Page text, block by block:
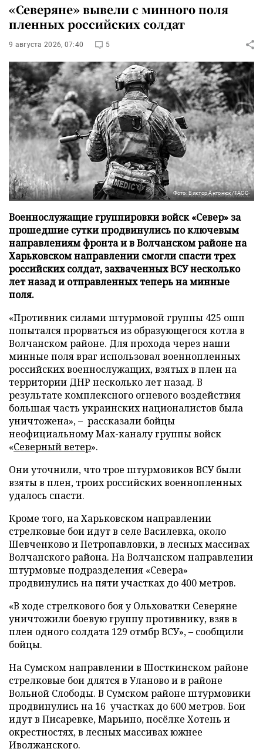
«Северяне» вывели с минного поля
пленных российских солдат
9 августа 2026, 07:40 5
Фото: Виктор Антонюк/ТАСС
Военнослужащие группировки войск «Север» за
прошедшие сутки продвинулись по ключевым
направлениям фронта и в Волчанском районе на
Харьковском направлении смогли спасти трех
российских солдат, захваченных ВСУ несколько
лет назад и отправленных теперь на минные
поля.
«Противник силами штурмовой группы 425 ошп
попытался прорваться из образующегося котла в
Волчанском районе. Для прохода через наши
минные поля враг использовал военнопленных
российских военнослужащих, взятых в плен на
территории ДНР несколько лет назад. В
результате комплексного огневого воздействия
большая часть украинских националистов была
уничтожена», – рассказали бойцы
неофициальному Max-каналу группы войск
«Северный ветер».
Они уточнили, что трое штурмовиков ВСУ были
взяты в плен, троих российских военнопленных
удалось спасти.
Кроме того, на Харьковском направлении
стрелковые бои идут в селе Василевка, около
Шевченково и Петропавловки, в лесных массивах
Волчанского района. На Волчанском направлении
штурмовые подразделения «Севера»
продвинулись на пяти участках до 400 метров.
«В ходе стрелкового боя у Ольховатки Северяне
уничтожили боевую группу противнику, взяв в
плен одного солдата 129 отмбр ВСУ», – сообщили
бойцы.
На Сумском направлении в Шосткинском районе
стрелковые бои длятся в Уланово и в районе
Вольной Слободы. В Сумском районе штурмовики
продвинулись на 16 участках до 600 метров. Бои
идут в Писаревке, Марьино, посёлке Хотень и
окрестностях, в лесных массивах южнее
Иволжанского.